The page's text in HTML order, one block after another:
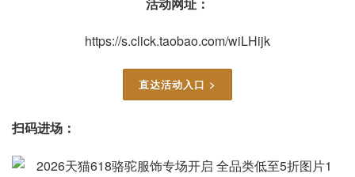
https://s.click.taobao.com/wiLHijk
直达活动入口 >
扫码进场：